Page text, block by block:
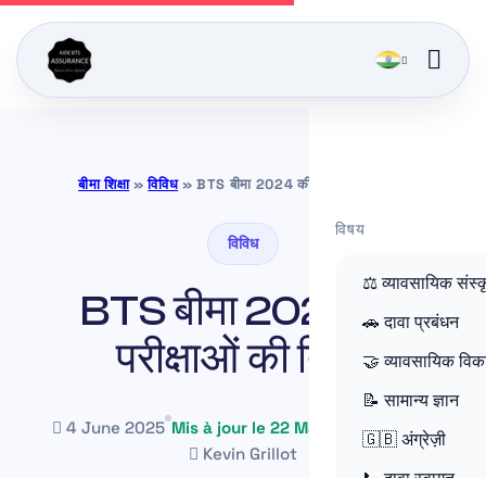
विषय
⚖️ व्यावसायिक
🚗 दावा प्रबंधन
🤝 व्यावसायिक
📝 सामान्य ज्ञान
🇬🇧 अंग्रेज़ी
बीमा शिक्षा»विविध»BTS बीमा 2024 की परीक्षाओं की तिथि
विविध
BTS बीमा 2024 की
परीक्षाओं की तिथि
4 June 2025 Mis à jour le 22 May 2026 ~1 min
Kevin Grillot